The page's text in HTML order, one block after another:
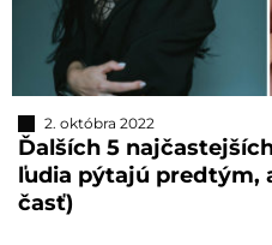
2. októbra 2022
Ďalších 5
ľudia pýtajú predtým,
časť)